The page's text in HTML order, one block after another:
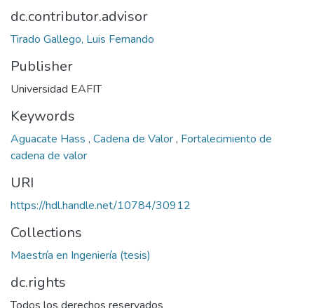
dc.contributor.advisor
Tirado Gallego, Luis Fernando
Publisher
Universidad EAFIT
Keywords
Aguacate Hass , Cadena de Valor, Fortalecimiento de
cadena de valor
URI
https://hdl.handle.net/10784/30912
Collections
Maestría en Ingeniería (tesis)
dc.rights